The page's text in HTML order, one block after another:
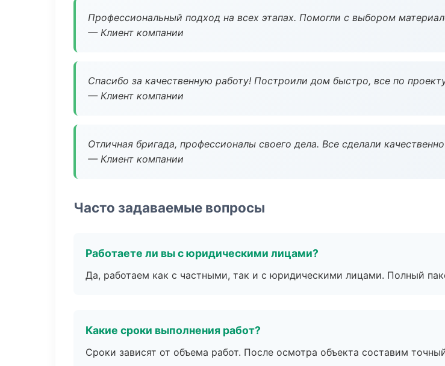
Профессиональный подход на всех этапах. Помогли с выбором
— Клиент компании
Спасибо за качественную работу! Построили дом быстро, все по
— Клиент компании
Отличная бригада, профессионалы своего дела. Все сделали
— Клиент компании
Часто задаваемые вопросы
Работаете ли вы с юридическими лицами?
Да, работаем как с частными, так и с юридическими лицами. Полный
Какие сроки выполнения работ?
Сроки зависят от объема работ. После осмотра объекта составим